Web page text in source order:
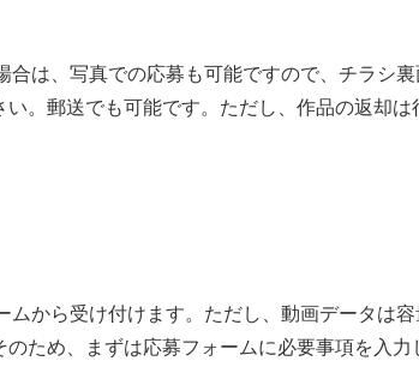
は、写真での応募も可能ですので、チラシ
。郵送でも可能です。ただし、作品の返却は
から受け付けます。ただし、動画データは
ため、まずは応募フォームに必要事項を入力